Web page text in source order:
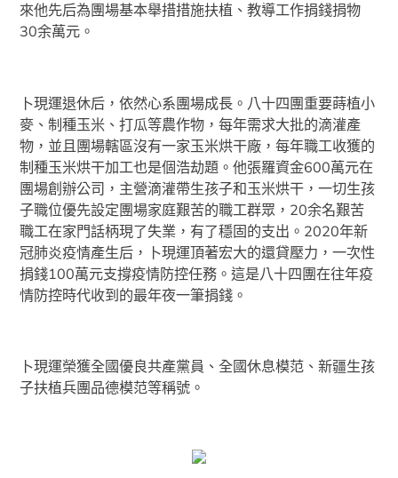
來他先后為團場基本舉措措施扶植、教導工作捐錢捐物
30余萬元。
卜現運退休后，依然心系團場成長。八十四團重要蒔植小
麥、制種玉米、打瓜等農作物，每年需求大批的滴灌產
物，並且團場轄區沒有一家玉米烘干廠，每年職工收獲的
制種玉米烘干加工也是個浩劫題。他張羅資金600萬元在
團場創辦公司，主營滴灌帶生孩子和玉米烘干，一切生孩
子職位優先設定團場家庭艱苦的職工群眾，20余名艱苦
職工在家門話柄現了失業，有了穩固的支出。2020年新
冠肺炎疫情產生后，卜現運頂著宏大的還貸壓力，一次性
捐錢100萬元支撐疫情防控任務。這是八十四團在往年疫
情防控時代收到的最年夜一筆捐錢。
卜現運榮獲全國優良共產黨員、全國休息模范、新疆生孩
子扶植兵團品德模范等稱號。